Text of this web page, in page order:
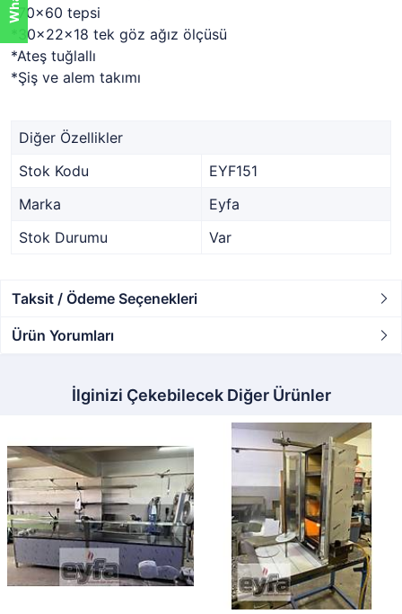
*70x60 tepsi
*30x22x18 tek göz ağız ölçüsü
*Ateş tuğlallı
*Şiş ve alem takımı
Diğer Özellikler
Stok Kodu
EYF151
Marka
Eyfa
Stok Durumu
Var
Taksit / Ödeme Seçenekleri
Ürün Yorumları
İlginizi Çekebilecek Diğer Ürünler